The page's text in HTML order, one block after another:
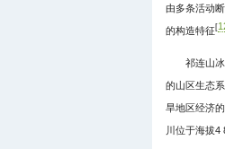
由多条活动
的构造特征[
祁连山
的山区生态
旱地区经济
川位于海拔4